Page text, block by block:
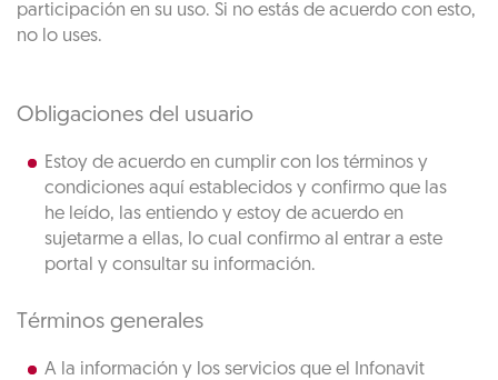
participación en su uso. Si no estás de acuerdo con esto,
no lo uses.
Obligaciones del usuario
Estoy de acuerdo en cumplir con los términos y
condiciones aquí establecidos y confirmo que las
he leído, las entiendo y estoy de acuerdo en
sujetarme a ellas, lo cual confirmo al entrar a este
portal y consultar su información.
Términos generales
A la información y los servicios que el Infonavit